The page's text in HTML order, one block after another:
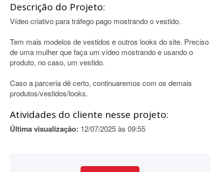
Descrição do Projeto:
Vídeo criativo para tráfego pago mostrando o vestido.
Tem mais modelos de vestidos e outros looks do site. Preciso
de uma mulher que faça um vídeo mostrando e usando o
produto, no caso, um vestido.
Caso a parceria dê certo, continuaremos com os demais
produtos/vestidos/looks.
Atividades do cliente nesse projeto:
Última visualização: 12/07/2025 às 09:55